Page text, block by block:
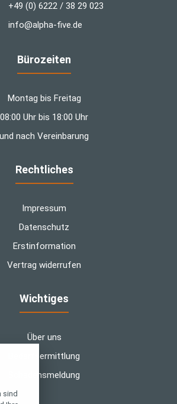
+49 (0) 6222 / 38 29 023
info@alpha-five.de
Bürozeiten
Montag bis Freitag
08:00 Uhr bis 18:00 Uhr
und nach Vereinbarung
Rechtliches
Impressum
Datenschutz
Erstinformation
Vertrag widerrufen
Wichtiges
Über uns
Bedarfsermittlung
Schadensmeldung
sind
und